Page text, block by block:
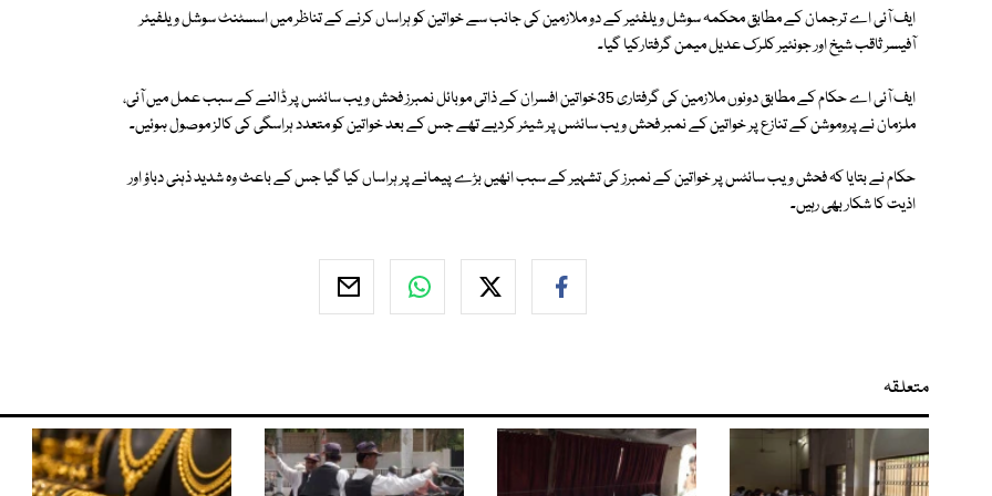
ایف آئی اے ترجمان کے مطابق محکمہ سوشل ویلفئیر کے دو ملازمین کی جانب سے خواتین کو ہراساں کرنے کے تناظر میں اسسٹنٹ سوشل ویلفیئر
آفیسر ثاقب شیخ اور جونئیر کلرک عدیل میمن گرفتارکیا گیا۔
ایف آئی اے حکام کے مطابق دونوں ملازمین کی گرفتاری 35خواتین افسران کے ذاتی موبائل نمبرز فحش ویب سائٹس پر ڈالنے کے سبب عمل میں آئی،
ملزمان نے پروموشن کے تنازع پر خواتین کے نمبر فحش ویب سائٹس پر شیئر کردیے تھے جس کے بعد خواتین کو متعدد ہراسگی کی کالز موصول ہوئیں۔
حکام نے بتایا کہ فحش ویب سائٹس پر خواتین کے نمبرز کی تشہیر کے سبب انھیں بڑے پیمانے پر ہراساں کیا گیا جس کے باعث وہ شدید ذہنی دباؤ اور
اذیت کا شکار بھی رہیں۔
متعلقہ